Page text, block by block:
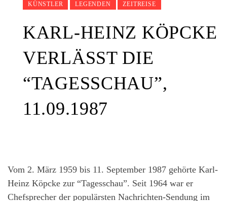
KÜNSTLER LEGENDEN ZEITREISE
KARL-HEINZ KÖPCKE
VERLÄSST DIE
“TAGESSCHAU”,
11.09.1987
Vom 2. März 1959 bis 11. September 1987 gehörte Karl-
Heinz Köpcke zur “Tagesschau”. Seit 1964 war er
Chefsprecher der populärsten Nachrichten-Sendung im